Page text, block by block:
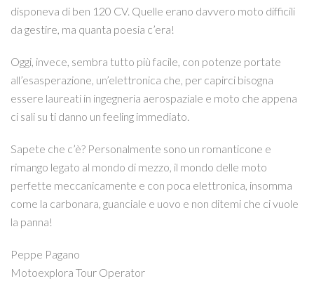
disponeva di ben 120 CV. Quelle erano davvero moto difficili
da gestire, ma quanta poesia c’era!
Oggi, invece, sembra tutto più facile, con potenze portate
all’esasperazione, un’elettronica che, per capirci bisogna
essere laureati in ingegneria aerospaziale e moto che appena
ci sali su ti danno un feeling immediato.
Sapete che c’è? Personalmente sono un romanticone e
rimango legato al mondo di mezzo, il mondo delle moto
perfette meccanicamente e con poca elettronica, insomma
come la carbonara, guanciale e uovo e non ditemi che ci vuole
la panna!
Peppe Pagano
Motoexplora Tour Operator